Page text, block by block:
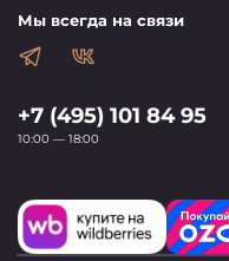
Мы всегда на связи
+7 (495) 101 84 95
10:00 — 18:00